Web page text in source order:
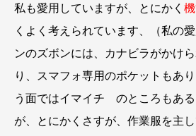
私も愛用していますが、とにかく
くよく考えられています、（私の
ンのズボンには、カナビラがかけ
り、スマフォ専用のポケットもあ
う面ではイマイチ のところもあ
が、とにかくさすが、作業服を主